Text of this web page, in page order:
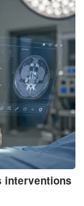
interventions